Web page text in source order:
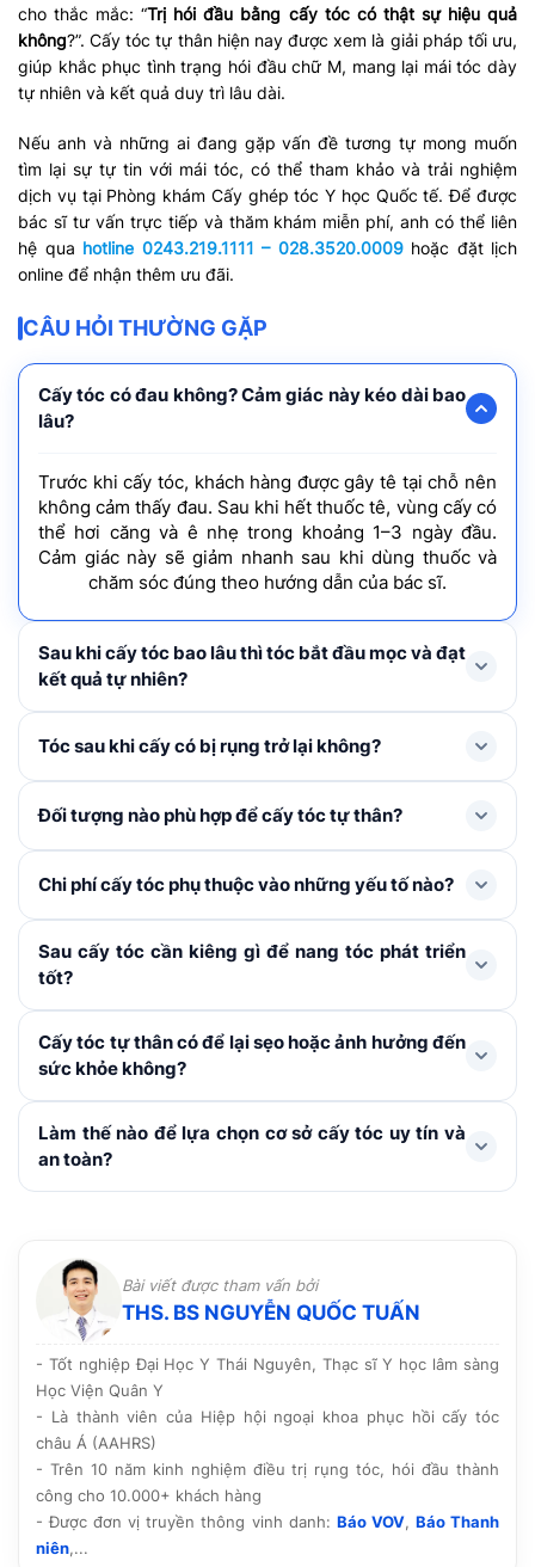
cho thắc mắc: “Trị hói đầu bằng cấy tóc có thật sự hiệu quả
không?”. Cấy tóc tự thân hiện nay được xem là giải pháp tối ưu,
giúp khắc phục tình trạng hói đầu chữ M, mang lại mái tóc dày
tự nhiên và kết quả duy trì lâu dài.
Nếu anh và những ai đang gặp vấn đề tương tự mong muốn
tìm lại sự tự tin với mái tóc, có thể tham khảo và trải nghiệm
dịch vụ tại Phòng khám Cấy ghép tóc Y học Quốc tế. Để được
bác sĩ tư vấn trực tiếp và thăm khám miễn phí, anh có thể liên
hệ qua hotline 0243.219.1111 – 028.3520.0009hoặc đặt lịch
online để nhận thêm ưu đãi.
CÂU HỎI THƯỜNG GẶP
Cấy tóc có đau không? Cảm giác này kéo dài bao
lâu?
Trước khi cấy tóc, khách hàng được gây tê tại chỗ nên
không cảm thấy đau. Sau khi hết thuốc tê, vùng cấy có
thể hơi căng và ê nhẹ trong khoảng 1–3 ngày đầu.
Cảm giác này sẽ giảm nhanh sau khi dùng thuốc và
chăm sóc đúng theo hướng dẫn của bác sĩ.
Sau khi cấy tóc bao lâu thì tóc bắt đầu mọc và đạt
kết quả tự nhiên?
Tóc mới thường rụng shock loss trong 1-3 tháng đầu
năm.
Tóc sau khi cấy có bị rụng trở lại không?
Trong 1 – 3 tháng đầu, tóc cấy có thể rụng thay thân
sẽ sinh trưởng và phát triển như tóc tự nhiên không bị
Đối tượng nào phù hợp để cấy tóc tự thân?
Cấy tóc tự thân được chỉ định cho người bị hói đầu, tóc
vùng da đầu. Khách hàng cần từ đủ 18 tuổi trở lên, sức
khỏe ổn định và có vùng tóc hiến dày khỏe để đảm
bảo hiệu quả.
Chi phí cấy tóc phụ thuộc vào những yếu tố nào?
Chi phí cấy tóc được xác định dựa trên: Số lượng nang
tóc cần cấy, kỹ thuật áp dụng, các khoản chi phí phát
phương án phù hợp và dự toán chi phí cụ thể cho từng
Sau cấy tóc cần kiêng gì để nang tóc phát triển
tốt?
3 ngày đầu sau cấy, cần tránh để nước tiếp xúc với
vùng cấy. Nên kiêng các thực phẩm dễ gây kích ứng
chế vận động mạnh, bơi lội, xông hơi, rượu bia và
thuốc lá. Chú ý dùng thuốc theo chỉ định, chăm sóc và
tái khám đúng lịch.
Cấy tóc tự thân có để lại sẹo hoặc ảnh hưởng đến
sức khỏe không?
Với các kỹ thuật hiện đại như FUE, HAT hay cấy sợi dài
PNS, vùng hiến nang và cấy tóc chỉ tạo những vi điểm
Làm thế nào để lựa chọn cơ sở cấy tóc uy tín và
an toàn?
hiện, quy trình vô khuẩn rõ ràng cùng công nghệ tiên
tiến. Ngoài ra, hãy tham khảo hình ảnh thực tế, phản
hồi của khách hàng và chính sách bảo hành, chăm sóc
Bài viết được tham vấn bởi
THS. BS NGUYỄN QUỐC TUẤN
- Tốt nghiệp Đại Học Y Thái Nguyên, Thạc sĩ Y học lâm sàng
Học Viện Quân Y
- Là thành viên của Hiệp hội ngoại khoa phục hồi cấy tóc
châu Á (AAHRS)
- Trên 10 năm kinh nghiệm điều trị rụng tóc, hói đầu thành
công cho 10.000+ khách hàng
- Được đơn vị truyền thông vinh danh: Báo VOV, Báo Thanh
niên,...